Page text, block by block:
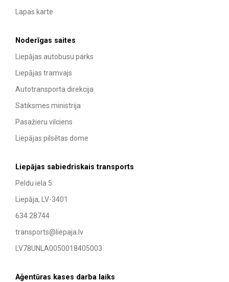
Lapas karte
Noderīgas saites
Liepājas autobusu parks
Liepājas tramvajs
Autotransporta direkcija
Satiksmes ministrija
Pasažieru vilciens
Liepājas pilsētas dome
Liepājas sabiedriskais transports
Peldu iela 5
Liepāja, LV-3401
634 28744
transports@liepaja.lv
LV78UNLA0050018405003
Aģentūras kases darba laiks